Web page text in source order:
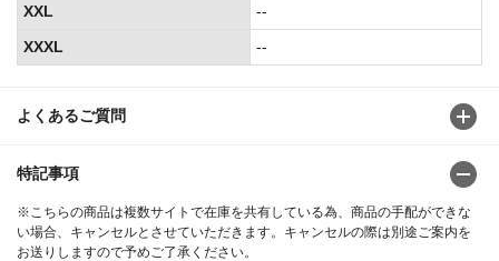
よくあるご質問
特記事項
※こちらの商品は複数サイトで在庫を共有している為、商品の手配ができな
い場合、キャンセルとさせていただきます。キャンセルの際は別途ご案内を
お送りしますので予めご了承ください。
XXL
--
XXXL
--